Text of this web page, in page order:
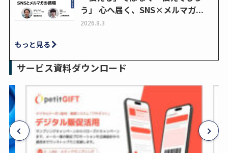
う」 心へ届く、SNS×メルマガ...
2026.8.3
もっと見る
サービス資料ダウンロード